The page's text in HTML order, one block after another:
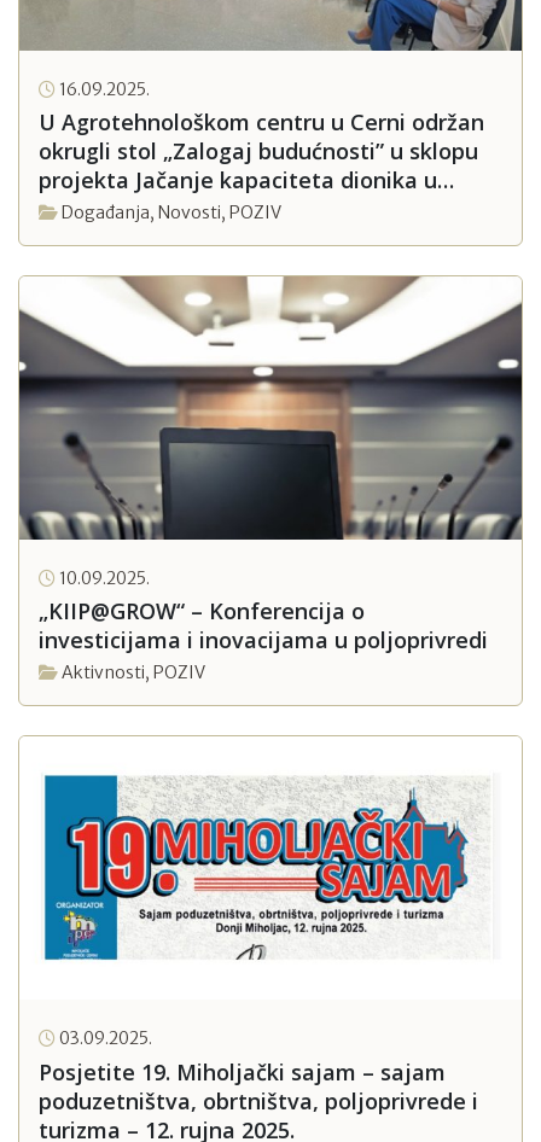
16.09.2025.
U Agrotehnološkom centru u Cerni održan
okrugli stol „Zalogaj budućnosti” u sklopu
projekta Jačanje kapaciteta dionika u
ruralnom razvoju
Događanja, Novosti, POZIV
10.09.2025.
„KIIP@GROW“ – Konferencija o
investicijama i inovacijama u poljoprivredi
Aktivnosti, POZIV
03.09.2025.
Posjetite 19. Miholjački sajam – sajam
poduzetništva, obrtništva, poljoprivrede i
turizma – 12. rujna 2025.